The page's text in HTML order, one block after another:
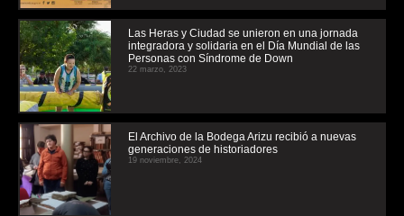
Las Heras y Ciudad se unieron en una jornada
integradora y solidaria en el Día Mundial de las
Personas con Síndrome de Down
22 marzo, 2023
El Archivo de la Bodega Arizu recibió a nuevas
generaciones de historiadores
19 noviembre, 2024